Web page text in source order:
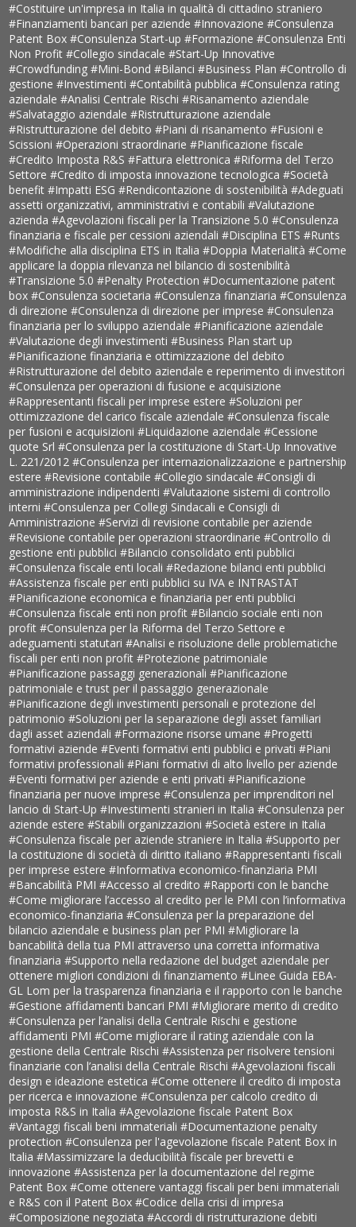
#Costituire un'impresa in Italia in qualità di cittadino straniero
#Finanziamenti bancari per aziende#Innovazione#Consulenza
Patent Box#Consulenza Start-up#Formazione#Consulenza Enti
Non Profit#Collegio sindacale#Start-Up Innovative
#Crowdfunding#Mini-Bond#Bilanci#Business Plan#Controllo di
gestione#Investimenti#Contabilità pubblica#Consulenza rating
aziendale#Analisi Centrale Rischi#Risanamento aziendale
#Salvataggio aziendale#Ristrutturazione aziendale
#Ristrutturazione del debito#Piani di risanamento#Fusioni e
Scissioni#Operazioni straordinarie#Pianificazione fiscale
#Credito Imposta R&S#Fattura elettronica#Riforma del Terzo
Settore#Credito di imposta innovazione tecnologica#Società
benefit#Impatti ESG#Rendicontazione di sostenibilità#Adeguati
assetti organizzativi, amministrativi e contabili#Valutazione
azienda#Agevolazioni fiscali per la Transizione 5.0#Consulenza
finanziaria e fiscale per cessioni aziendali#Disciplina ETS#Runts
#Modifiche alla disciplina ETS in Italia#Doppia Materialità#Come
applicare la doppia rilevanza nel bilancio di sostenibilità
#Transizione 5.0#Penalty Protection#Documentazione patent
box#Consulenza societaria#Consulenza finanziaria#Consulenza
di direzione#Consulenza di direzione per imprese#Consulenza
finanziaria per lo sviluppo aziendale#Pianificazione aziendale
#Valutazione degli investimenti#Business Plan start up
#Pianificazione finanziaria e ottimizzazione del debito
#Ristrutturazione del debito aziendale e reperimento di investitori
#Consulenza per operazioni di fusione e acquisizione
#Rappresentanti fiscali per imprese estere#Soluzioni per
ottimizzazione del carico fiscale aziendale#Consulenza fiscale
per fusioni e acquisizioni#Liquidazione aziendale#Cessione
quote Srl#Consulenza per la costituzione di Start-Up Innovative
L. 221/2012#Consulenza per internazionalizzazione e partnership
estere#Revisione contabile#Collegio sindacale#Consigli di
amministrazione indipendenti#Valutazione sistemi di controllo
interni#Consulenza per Collegi Sindacali e Consigli di
Amministrazione#Servizi di revisione contabile per aziende
#Revisione contabile per operazioni straordinarie#Controllo di
gestione enti pubblici#Bilancio consolidato enti pubblici
#Consulenza fiscale enti locali#Redazione bilanci enti pubblici
#Assistenza fiscale per enti pubblici su IVA e INTRASTAT
#Pianificazione economica e finanziaria per enti pubblici
#Consulenza fiscale enti non profit#Bilancio sociale enti non
profit#Consulenza per la Riforma del Terzo Settore e
adeguamenti statutari#Analisi e risoluzione delle problematiche
fiscali per enti non profit#Protezione patrimoniale
#Pianificazione passaggi generazionali#Pianificazione
patrimoniale e trust per il passaggio generazionale
#Pianificazione degli investimenti personali e protezione del
patrimonio#Soluzioni per la separazione degli asset familiari
dagli asset aziendali#Formazione risorse umane#Progetti
formativi aziende#Eventi formativi enti pubblici e privati#Piani
formativi professionali#Piani formativi di alto livello per aziende
#Eventi formativi per aziende e enti privati#Pianificazione
finanziaria per nuove imprese#Consulenza per imprenditori nel
lancio di Start-Up#Investimenti stranieri in Italia#Consulenza per
aziende estere#Stabili organizzazioni#Società estere in Italia
#Consulenza fiscale per aziende straniere in Italia#Supporto per
la costituzione di società di diritto italiano#Rappresentanti fiscali
per imprese estere#Informativa economico-finanziaria PMI
#Bancabilità PMI#Accesso al credito#Rapporti con le banche
#Come migliorare l’accesso al credito per le PMI con l’informativa
economico-finanziaria#Consulenza per la preparazione del
bilancio aziendale e business plan per PMI#Migliorare la
bancabilità della tua PMI attraverso una corretta informativa
finanziaria#Supporto nella redazione del budget aziendale per
ottenere migliori condizioni di finanziamento#Linee Guida EBA-
GL Lom per la trasparenza finanziaria e il rapporto con le banche
#Gestione affidamenti bancari PMI#Migliorare merito di credito
#Consulenza per l’analisi della Centrale Rischi e gestione
affidamenti PMI#Come migliorare il rating aziendale con la
gestione della Centrale Rischi#Assistenza per risolvere tensioni
finanziarie con l’analisi della Centrale Rischi#Agevolazioni fiscali
design e ideazione estetica#Come ottenere il credito di imposta
per ricerca e innovazione#Consulenza per calcolo credito di
imposta R&S in Italia#Agevolazione fiscale Patent Box
#Vantaggi fiscali beni immateriali#Documentazione penalty
protection#Consulenza per l'agevolazione fiscale Patent Box in
Italia#Massimizzare la deducibilità fiscale per brevetti e
innovazione#Assistenza per la documentazione del regime
Patent Box#Come ottenere vantaggi fiscali per beni immateriali
e R&S con il Patent Box#Codice della crisi di impresa
#Composizione negoziata#Accordi di ristrutturazione debiti